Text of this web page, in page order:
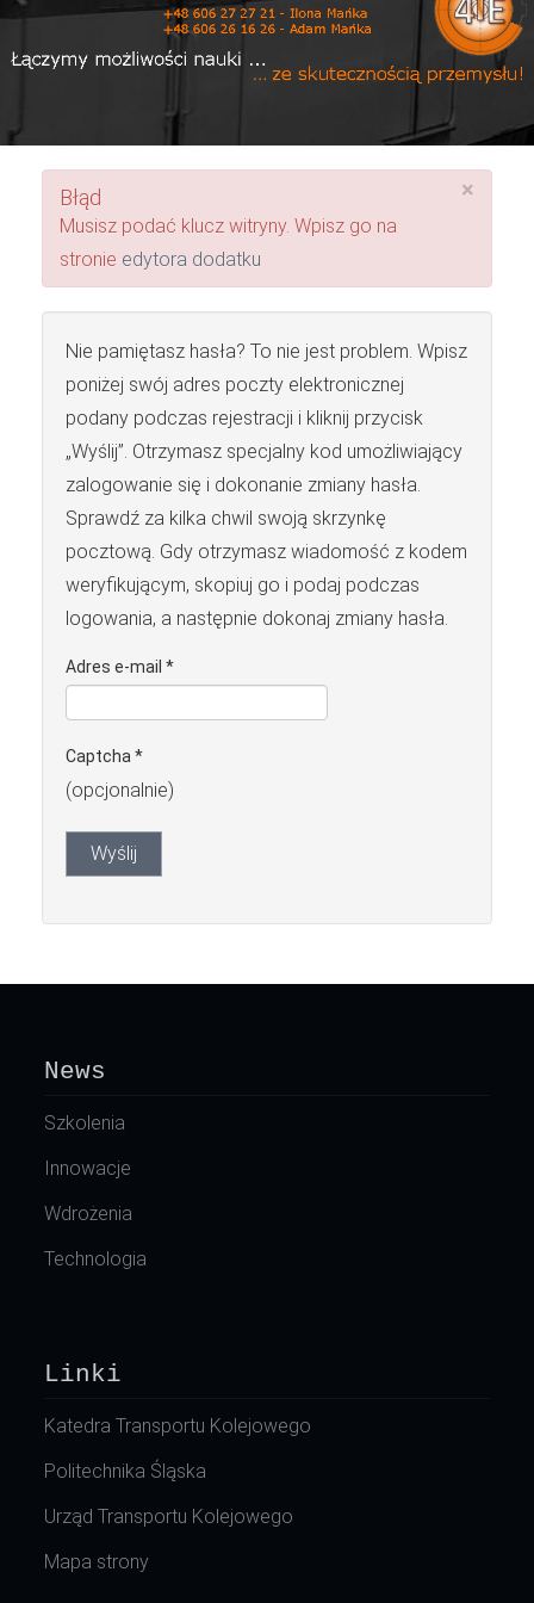
×
Błąd
Musisz podać klucz witryny. Wpisz go na
stronie edytora dodatku
Nie pamiętasz hasła? To nie jest problem. Wpisz
poniżej swój adres poczty elektronicznej
podany podczas rejestracji i kliknij przycisk
„Wyślij”. Otrzymasz specjalny kod umożliwiający
zalogowanie się i dokonanie zmiany hasła.
Sprawdź za kilka chwil swoją skrzynkę
pocztową. Gdy otrzymasz wiadomość z kodem
weryfikującym, skopiuj go i podaj podczas
logowania, a następnie dokonaj zmiany hasła.
Adres e-mail *
Captcha*
(opcjonalnie)
Wyślij
News
Szkolenia
Innowacje
Wdrożenia
Technologia
Linki
Katedra Transportu Kolejowego
Politechnika Śląska
Urząd Transportu Kolejowego
Mapa strony